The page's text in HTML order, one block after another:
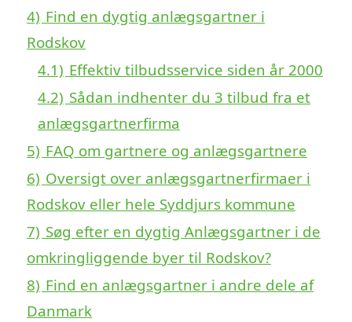
4) Find en dygtig anlægsgartner i
Rodskov
4.1) Effektiv tilbudsservice siden år 2000
4.2) Sådan indhenter du 3 tilbud fra et
anlægsgartnerfirma
5) FAQ om gartnere og anlægsgartnere
6) Oversigt over anlægsgartnerfirmaer i
Rodskov eller hele Syddjurs kommune
7) Søg efter en dygtig Anlægsgartner i de
omkringliggende byer til Rodskov?
8) Find en anlægsgartner i andre dele af
Danmark